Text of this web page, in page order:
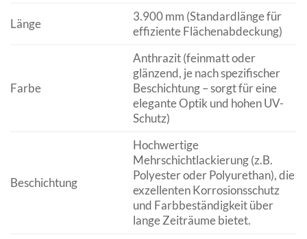
Länge
3.900 mm (Standardlänge für
effiziente Flächenabdeckung)
Farbe
Anthrazit (feinmatt oder
glänzend, je nach spezifischer
Beschichtung – sorgt für eine
elegante Optik und hohen UV-
Schutz)
Beschichtung
Hochwertige
Mehrschichtlackierung (z.B.
Polyester oder Polyurethan), die
exzellenten Korrosionsschutz
und Farbbeständigkeit über
lange Zeiträume bietet.